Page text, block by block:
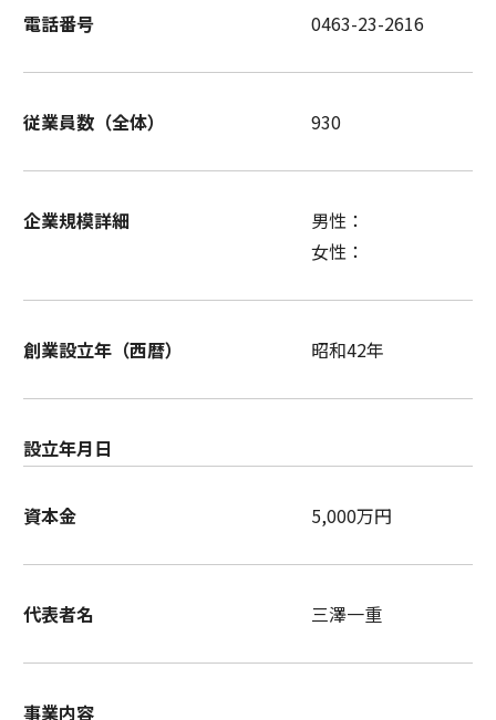
電話番号 0463-23-2616
従業員数（全体） 930
企業規模詳細
男性：
女性：
創業設立年（西暦） 昭和42年
設立年月日
資本金 5,000万円
代表者名 三澤一重
事業内容